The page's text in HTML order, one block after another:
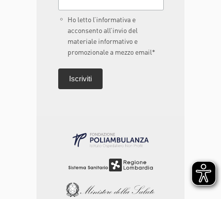
Ho letto l’informativa e
acconsento all’invio del
materiale informativo e
promozionale a mezzo email*